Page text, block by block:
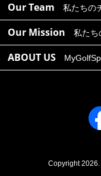
Our Team 私たちの
Our Mission 私たち
ABOUT US
Copyright